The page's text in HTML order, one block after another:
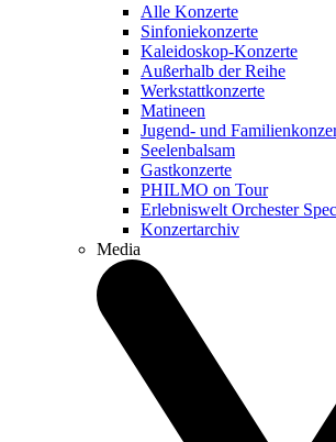
Alle Konzerte
Sinfoniekonzerte
Kaleidoskop-Konzerte
Außerhalb der Reihe
Werkstattkonzerte
Matineen
Jugend- und
Seelenbalsam
Gastkonzerte
PHILMO on Tour
Erlebniswelt Orchester
Konzertarchiv
Media